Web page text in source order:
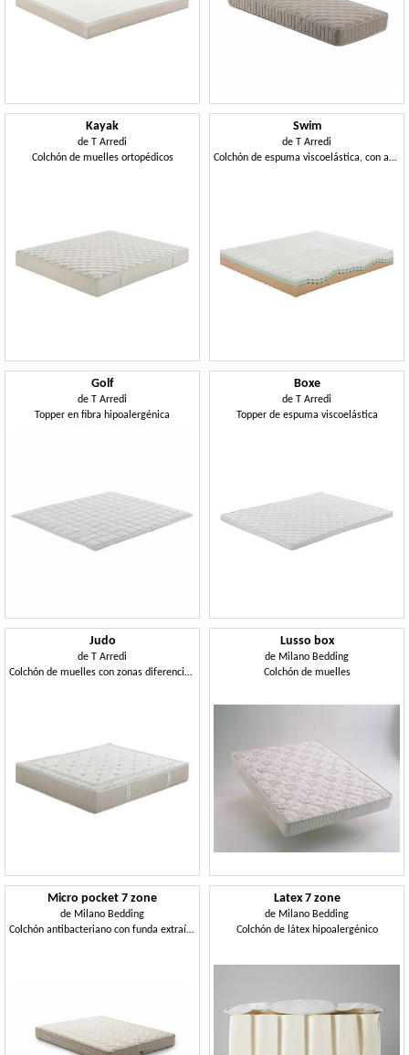
Kayak
de T Arredi
Colchón de muelles ortopédicos
Swim
de T Arredi
Colchón de espuma viscoelástica, con asistencia médica.
Golf
de T Arredi
Topper en fibra hipoalergénica
Boxe
de T Arredi
Topper de espuma viscoelástica
Judo
de T Arredi
Colchón de muelles con zonas diferenciadas
Lusso box
de Milano Bedding
Colchón de muelles
Micro pocket 7 zone
de Milano Bedding
Colchón antibacteriano con funda extraíble
Latex 7 zone
de Milano Bedding
Colchón de látex hipoalergénico